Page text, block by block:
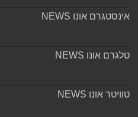
אינסטגרם אונו NEWS
טלגרם אונו NEWS
טוויטר אונו NEWS